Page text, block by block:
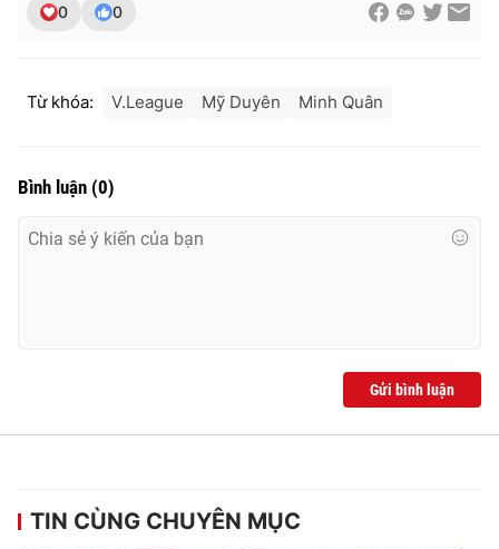
0 0
Từ khóa: V.League Mỹ Duyên Minh Quân
Bình luận (0)
Gửi bình luận
TIN CÙNG CHUYÊN MỤC